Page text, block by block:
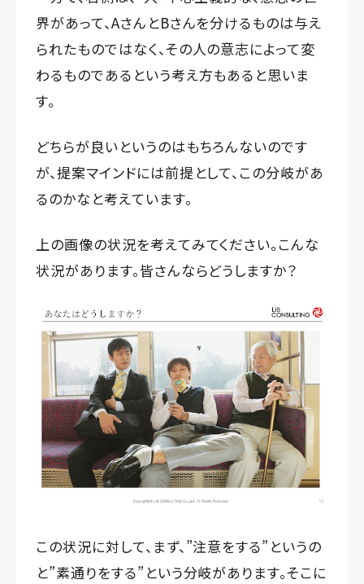
界があって、AさんとBさんを分けるものは与え
られたものではなく、その人の意志によって変
わるものであるという考え方もあると思いま
す。
どちらが良いというのはもちろんないのです
が、提案マインドには前提として、この分岐があ
るのかなと考えています。
上の画像の状況を考えてみてください。こんな
状況があります。皆さんならどうしますか？
この状況に対して、まず、”注意をする”というの
と”素通りをする”という分岐があります。そこに